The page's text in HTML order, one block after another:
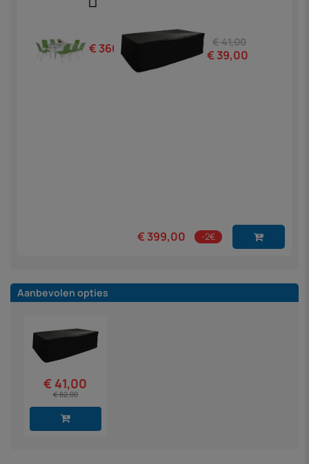
€ 360,00 € 41,00
€ 39,00
€ 399,00 -2€
Aanbevolen opties
€ 41,00
€ 82,00